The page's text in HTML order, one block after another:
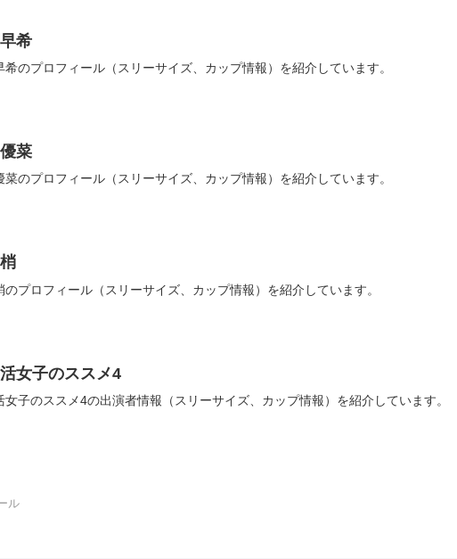
希
希のプロフィール（スリーサイズ、カップ情報）を紹介しています。
菜
菜のプロフィール（スリーサイズ、カップ情報）を紹介しています。
のプロフィール（スリーサイズ、カップ情報）を紹介しています。
女子のススメ4
女子のススメ4の出演者情報（スリーサイズ、カップ情報）を紹介しています。
ル